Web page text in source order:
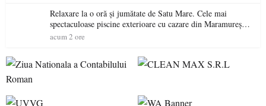
Relaxare la o oră și jumătate de Satu Mare. Cele mai
spectaculoase piscine exterioare cu cazare din Maramureș,
ideale pentru o escapadă de vară
acum 2 ore